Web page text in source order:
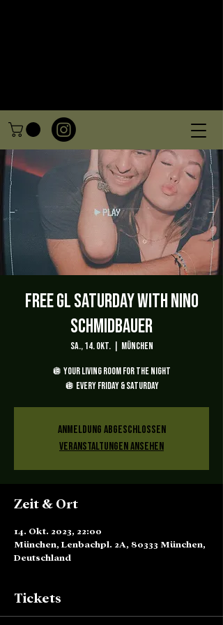
FREE GL SATURDAY WITH NINO
SCHMIDBAUER
Sa., 14. Okt.
  |
München
🪩 YOUR LIVING ROOM FOR THE NIGHT
🪩 EVERY FRIDAY & SATURDAY
Anmeldung abgeschlossen
Veranstaltungen ansehen
Zeit & Ort
14. Okt. 2023, 22:00
München, Lenbachpl. 2A, 80333 München,
Deutschland
Tickets